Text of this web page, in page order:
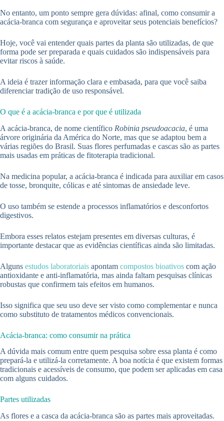
No entanto, um ponto sempre gera dúvidas: afinal, como consumir a
acácia-branca com segurança e aproveitar seus potenciais benefícios?
Hoje, você vai entender quais partes da planta são utilizadas, de que
forma pode ser preparada e quais cuidados são indispensáveis para
evitar riscos à saúde.
A ideia é trazer informação clara e embasada, para que você saiba
diferenciar tradição de uso responsável.
O que é a acácia-branca e por que é utilizada
A acácia-branca, de nome científico Robinia pseudoacacia, é uma
árvore originária da América do Norte, mas que se adaptou bem a
várias regiões do Brasil. Suas flores perfumadas e cascas são as partes
mais usadas em práticas de fitoterapia tradicional.
Na medicina popular, a acácia-branca é indicada para auxiliar em casos
de tosse, bronquite, cólicas e até sintomas de ansiedade leve.
O uso também se estende a processos inflamatórios e desconfortos
digestivos.
Embora esses relatos estejam presentes em diversas culturas, é
importante destacar que as evidências científicas ainda são limitadas.
Alguns estudos laboratoriais apontam compostos bioativos com ação
antioxidante e anti-inflamatória, mas ainda faltam pesquisas clínicas
robustas que confirmem tais efeitos em humanos.
Isso significa que seu uso deve ser visto como complementar e nunca
como substituto de tratamentos médicos convencionais.
Acácia-branca: como consumir na prática
A dúvida mais comum entre quem pesquisa sobre essa planta é como
prepará-la e utilizá-la corretamente. A boa notícia é que existem formas
tradicionais e acessíveis de consumo, que podem ser aplicadas em casa
com alguns cuidados.
Partes utilizadas
As flores e a casca da acácia-branca são as partes mais aproveitadas.